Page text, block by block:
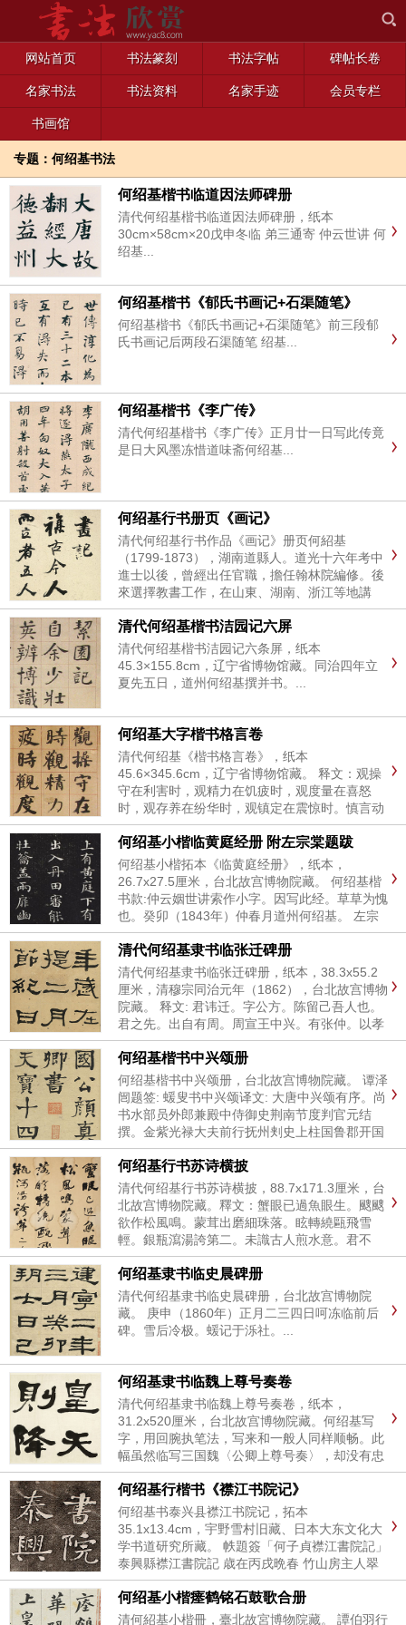
网站首页 书法篆刻 书法字帖 碑帖长卷
名家书法 书法资料 名家手迹 会员专栏
书画馆
专题：何绍基书法
何绍基楷书临道因法师碑册
清代何绍基楷书临道因法师碑册，纸本
30cm×58cm×20戊申冬临 弟三通寄 仲云世讲 何
绍基...
何绍基楷书《郁氏书画记+石渠随笔》
何绍基楷书《郁氏书画记+石渠随笔》前三段郁
氏书画记后两段石渠随笔 绍基...
何绍基楷书《李广传》
清代何绍基楷书《李广传》正月廿一日写此传竟
是日大风墨冻惜道味斋何绍基...
何绍基行书册页《画记》
清代何绍基行书作品《画记》册页何紹基
（1799-1873），湖南道縣人。道光十六年考中
進士以後，曾經出任官職，擔任翰林院編修。後
來選擇教書工作，在山東、湖南、浙江等地講
學，對文字學、金石學研究深入，是有多方面成
就的書法家。...
清代何绍基楷书洁园记六屏
清代何绍基楷书洁园记六条屏，纸本
45.3×155.8cm，辽宁省博物馆藏。同治四年立
夏先五日，道州何绍基撰并书。...
何绍基大字楷书格言卷
清代何绍基《楷书格言卷》，纸本
45.6×345.6cm，辽宁省博物馆藏。 释文：观操
守在利害时，观精力在饥疲时，观度量在喜怒
时，观存养在纷华时，观镇定在震惊时。慎言动
于妻子仆隶之间，检身心于食息起居之际，这工
夫便密了。处天下事，前面常长出一分，此之谓
豫；后面常余出一分...
何绍基小楷临黄庭经册 附左宗棠题跋
何绍基小楷拓本《临黄庭经册》，纸本，
26.7x27.5厘米，台北故宫博物院藏。 何绍基楷
书款:仲云姻世讲索作小字。因写此经。草草为愧
也。癸卯（1843年）仲春月道州何绍基。 左宗
棠行书题跋: 小字如此。可谓精妙绝伦。试翫画
里行间。朴茂缜栗中却有恢廓气象。可想晋...
清代何绍基隶书临张迁碑册
清代何绍基隶书临张迁碑册，纸本，38.3x55.2
厘米，清穆宗同治元年（1862），台北故宫博物
院藏。 释文: 君讳迁。字公方。陈留己吾人也。
君之先。出自有周。周宣王中兴。有张仲。以孝
友为行。披览诗雅。焕知其祖。高帝龙兴。有张
良。善用筹策。在帷幕之内。决胜负千里之
外.....
何绍基楷书中兴颂册
何绍基楷书中兴颂册，台北故宫博物院藏。 谭泽
闿题签: 蝯叟书中兴颂译文: 大唐中兴颂有序。尚
书水部员外郎兼殿中侍御史荆南节度判官元结
撰。金紫光禄大夫前行抚州刾史上柱国鲁郡开国
公颜真卿书。天宝十四秊。安禄山陷洛阳。明
秊。陷长安。天子幸蜀。太子即位于灵武。明
秊。皇帝移军凤翔。...
何绍基行书苏诗横披
清代何绍基行书苏诗横披，88.7x171.3厘米，台
北故宫博物院藏。釋文：蟹眼已過魚眼生。颼颼
欲作松風鳴。蒙茸出磨細珠落。眩轉繞甌飛雪
輕。銀瓶瀉湯誇第二。未識古人煎水意。君不
見。昔時李生好客手自煎。貴從活火發新泉。又
不見。今時潞公煎茶學西蜀。定州花磁琢紅玉。
我今貧病常苦飢。分...
何绍基隶书临史晨碑册
清代何绍基隶书临史晨碑册，台北故宫博物院
藏。 庚申（1860年）正月二三四日呵冻临前后
碑。雪后冷极。蝯记于泺社。...
何绍基隶书临魏上尊号奏卷
清代何绍基隶书临魏上尊号奏卷，纸本，
31.2x520厘米，台北故宫博物院藏。何绍基写
字，用回腕执笔法，写来和一般人同样顺畅。此
幅虽然临写三国魏〈公卿上尊号奏〉，却没有忠
于原碑的笔法，他把汉隶和颜真卿楷书的质素引
进来，使原来方峻的气息变为浑厚，可说是何绍
基自己的风格。这种融合变化出...
何绍基行楷书《襟江书院记》
何绍基书泰兴县襟江书院记，拓本
35.1x13.4cm，宇野雪村旧藏、日本大东文化大
学书道研究所藏。 帙題簽「何子貞襟江書院記」
泰興縣襟江書院記 歳在丙戌晩春 竹山房主人翠
濤...
何绍基小楷瘗鹤铭石鼓歌合册
清何紹基小楷冊，臺北故宮博物院藏。 譚伯羽行